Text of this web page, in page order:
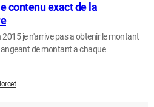
contenu exact de la
je n'arrive pas a obtenir le montant
de montant a chaque